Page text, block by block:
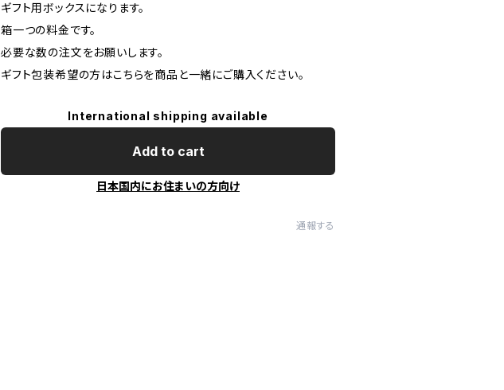
ギフト用ボックスになります。
箱一つの料金です。
必要な数の注文をお願いします。
ギフト包装希望の方はこちらを商品と一緒にご購入ください。
International shipping available
Add to cart
日本国内にお住まいの方向け
通報する